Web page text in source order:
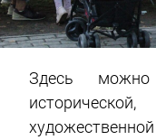
Здесь